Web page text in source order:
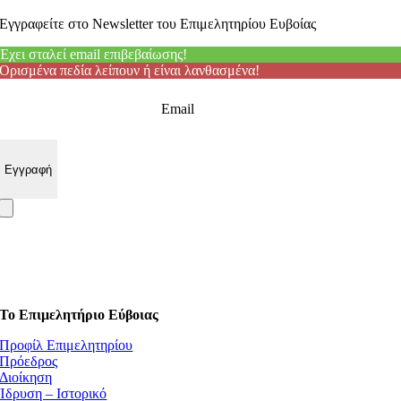
Εγγραφείτε στο Newsletter του Επιμελητηρίου Ευβοίας
Έχει σταλεί email επιβεβαίωσης!
Ορισμένα πεδία λείπουν ή είναι λανθασμένα!
Email
Το Επιμελητήριο Εύβοιας
Προφίλ Επιμελητηρίου
Πρόεδρος
Διοίκηση
Ίδρυση – Ιστορικό